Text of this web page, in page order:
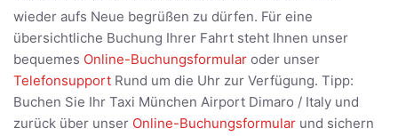
wieder aufs Neue begrüßen zu dürfen. Für eine
übersichtliche Buchung Ihrer Fahrt steht Ihnen unser
bequemes Online-Buchungsformular oder unser
Telefonsupport Rund um die Uhr zur Verfügung. Tipp:
Buchen Sie Ihr Taxi München Airport Dimaro / Italy und
zurück über unser Online-Buchungsformular und sichern